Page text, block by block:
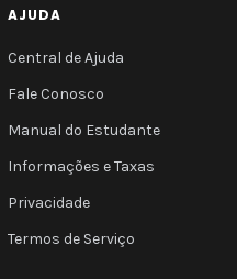
AJUDA
Central de Ajuda
Fale Conosco
Manual do Estudante
Informações e Taxas
Privacidade
Termos de Serviço